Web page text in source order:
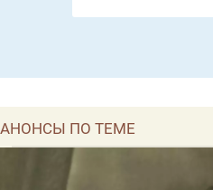
АНОНСЫ ПО ТЕМЕ